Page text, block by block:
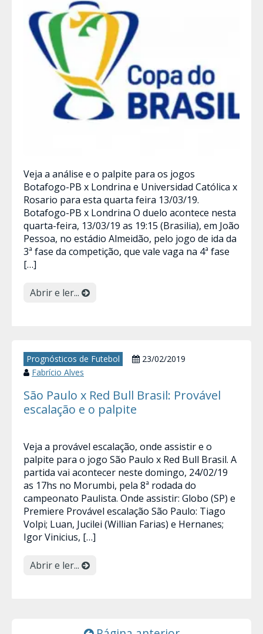
Veja a análise e o palpite para os jogos
Botafogo-PB x Londrina e Universidad Católica x
Rosario para esta quarta feira 13/03/19.
Botafogo-PB x Londrina O duelo acontece nesta
quarta-feira, 13/03/19 as 19:15 (Brasilia), em João
Pessoa, no estádio Almeidão, pelo jogo de ida da
3ª fase da competição, que vale vaga na 4ª fase
[…]
Abrir e ler...
Prognósticos de Futebol
23/02/2019
Fabrício Alves
São Paulo x Red Bull Brasil: Provável
escalação e o palpite
Veja a provável escalação, onde assistir e o
palpite para o jogo São Paulo x Red Bull Brasil. A
partida vai acontecer neste domingo, 24/02/19
as 17hs no Morumbi, pela 8ª rodada do
campeonato Paulista. Onde assistir: Globo (SP) e
Premiere Provável escalação São Paulo: Tiago
Volpi; Luan, Jucilei (Willian Farias) e Hernanes;
Igor Vinicius, […]
Abrir e ler...